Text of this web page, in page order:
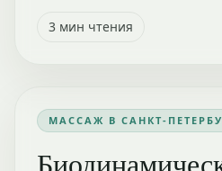
3 мин чтения
МАССАЖ В САНКТ-